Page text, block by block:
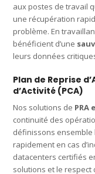
aux postes de travail
une récupération
problème. En
bénéficient d’une
leurs données
Plan de Reprise
d’Activité (PCA)
Nos solutions de PRA
continuité des
définissons ensemble
rapidement en cas
datacenters certifiés
solutions et le respect